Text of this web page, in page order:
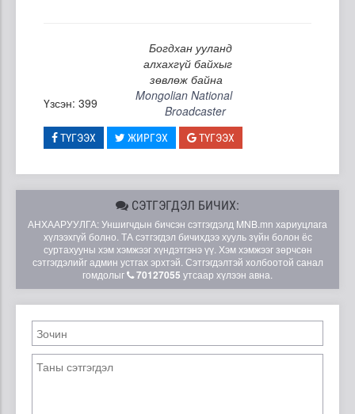
Богдхан ууланд
алхахгүй байхыг
зөвлөж байна
Үзсэн: 399
Mongolian National
Broadcaster
ТҮГЭЭХ ЖИРГЭХ ТҮГЭЭХ
СЭТГЭГДЭЛ БИЧИХ:
АНХААРУУЛГА: Уншигчдын бичсэн сэтгэгдэлд MNB.mn хариуцлага
хүлээхгүй болно. ТА сэтгэгдэл бичихдээ хууль зүйн болон ёс
суртахууны хэм хэмжээг хүндэтгэнэ үү. Хэм хэмжээг зөрчсөн
сэтгэгдэлийг админ устгах эрхтэй. Сэтгэгдэлтэй холбоотой санал
гомдолыг
70127055 утсаар хүлээн авна.